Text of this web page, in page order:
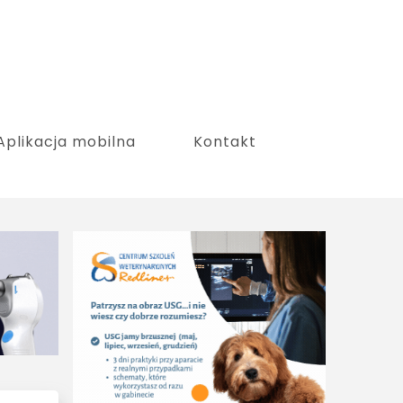
mobilna Kontakt